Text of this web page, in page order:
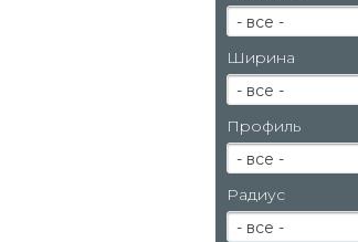
- все -
Ширина
- все -
Профиль
- все -
Радиус
- все -